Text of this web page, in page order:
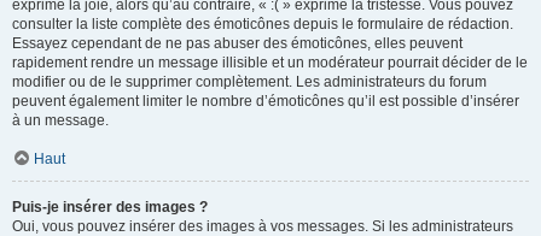
exprime la joie, alors qu’au contraire, « :( » exprime la tristesse. Vous pouvez
consulter la liste complète des émoticônes depuis le formulaire de rédaction.
Essayez cependant de ne pas abuser des émoticônes, elles peuvent
rapidement rendre un message illisible et un modérateur pourrait décider de le
modifier ou de le supprimer complètement. Les administrateurs du forum
peuvent également limiter le nombre d’émoticônes qu’il est possible d’insérer
à un message.
Haut
Puis-je insérer des images ?
Oui, vous pouvez insérer des images à vos messages. Si les administrateurs